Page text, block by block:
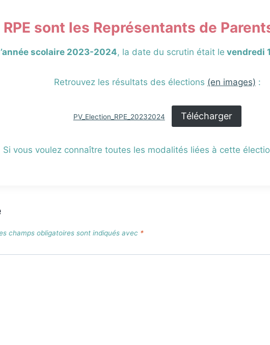
RPE sont les Représentants de
scolaire 2023-2024, la date du scrutin était le vendredi
Retrouvez les résultats des élections (en images) :
PV_Election_RPE_20232024 Télécharger
Si vous voulez connaître toutes les modalités liées à cette
champs obligatoires sont indiqués avec *